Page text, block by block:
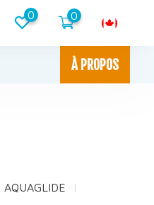
0 0
À PROPOS
AQUAGLIDE